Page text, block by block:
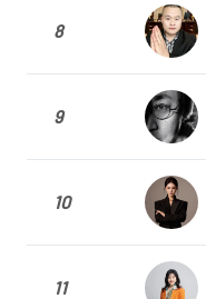
8
9
10
11